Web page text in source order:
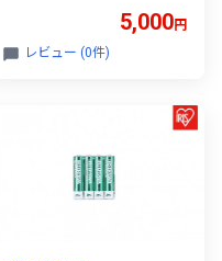
5,000円
レビュー (0件)